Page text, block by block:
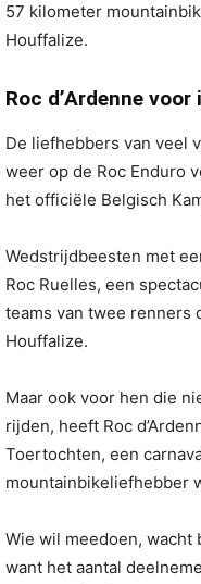
57 kilometer
Houffalize.
Roc d’Ardenne voor
De liefhebbers van veel
weer op de Roc Enduro
het officiële Belgisch
Wedstrijdbeesten met
Roc Ruelles, een
teams van twee renners
Houffalize.
Maar ook voor hen die
rijden, heeft Roc
Toertochten, een
mountainbikeliefhebber
Wie wil meedoen, wacht
want het aantal